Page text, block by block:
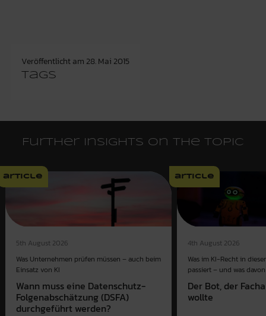
Veröffentlicht am 28. Mai 2015
Tags
Further insights on the topic
article
5th August 2026
Was Unternehmen prüfen müssen – auch beim
Einsatz von KI
Wann muss eine Datenschutz-
Folgenabschätzung (DSFA)
durchgeführt werden?
article
4th August 2026
Was im KI-Recht in
passiert – und was
Der Bot, der
wollte